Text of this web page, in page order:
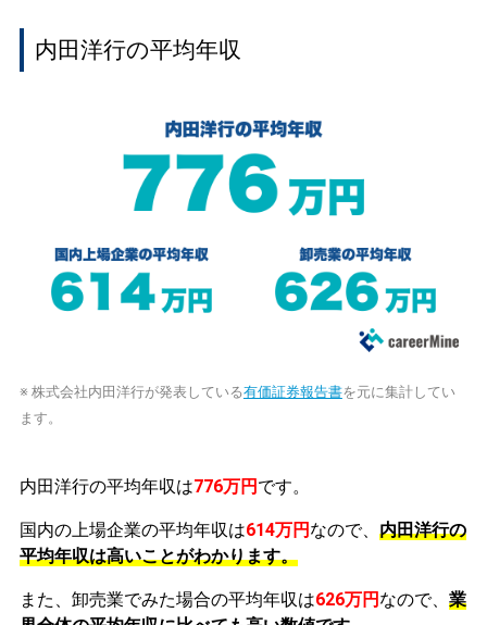
内田洋行の平均年収
※ 株式会社内田洋行が発表している有価証券報告書を元に集計してい
ます。
内田洋行の平均年収は776万円 です。
国内の上場企業の平均年収は614万円 なので、 内田洋行の
平均年収は高いことがわかります。
また、卸売業でみた場合の平均年収は626万円 なので、 業